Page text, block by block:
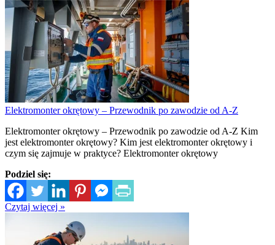
Elektromonter okrętowy – Przewodnik po zawodzie od A-Z
Elektromonter okrętowy – Przewodnik po zawodzie od A-Z Kim
jest elektromonter okrętowy? Kim jest elektromonter okrętowy i
czym się zajmuje w praktyce? Elektromonter okrętowy
Podziel się:
Czytaj więcej »